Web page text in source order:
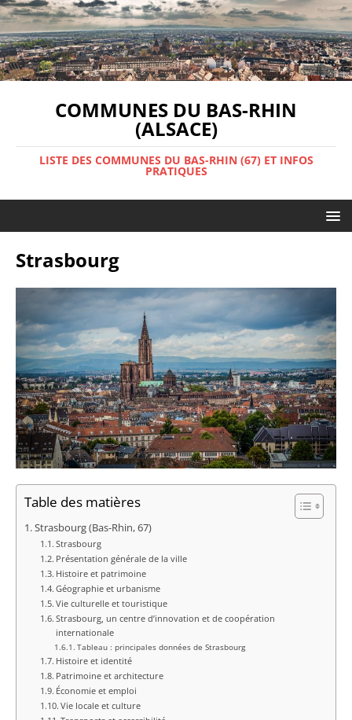
COMMUNES DU BAS-RHIN
(ALSACE)
LISTE DES COMMUNES DU BAS-RHIN (67) ET INFOS
PRATIQUES
Strasbourg
Table des matières
Strasbourg (Bas-Rhin, 67)
Strasbourg
Présentation générale de la ville
Histoire et patrimoine
Géographie et urbanisme
Vie culturelle et touristique
Strasbourg, un centre d’innovation et de coopération
internationale
Tableau : principales données de Strasbourg
Histoire et identité
Patrimoine et architecture
Économie et emploi
Vie locale et culture